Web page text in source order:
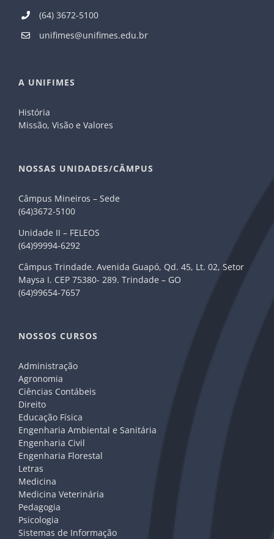
(64) 3672-5100
unifimes@unifimes.edu.br
A UNIFIMES
História
Missão, Visão e Valores
NOSSAS UNIDADES/CÂMPUS
Câmpus Mineiros – Sede
(64)3672-5100
Unidade II – FELEOS
(64)99994-6292
Câmpus Trindade. Avenida Guapó, Qd. 45, Lt. 02, Setor
Maysa I. CEP 75380- 289. Trindade – GO
(64)99654-7657
NOSSOS CURSOS
Administração
Agronomia
Ciências Contábeis
Direito
Educação Física
Engenharia Ambiental e Sanitária
Engenharia Civil
Engenharia Florestal
Letras
Medicina
Medicina Veterinária
Pedagogia
Psicologia
Sistemas de Informação